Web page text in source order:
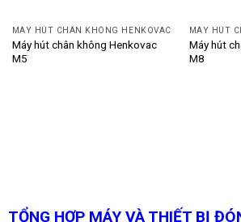
MÁY HÚT CHÂN KHÔNG HENKOVAC
Máy hút chân không Henkovac
M5
MÁY HÚT
Máy hút
M8
TỔNG HỢP MÁY VÀ THIẾT BỊ